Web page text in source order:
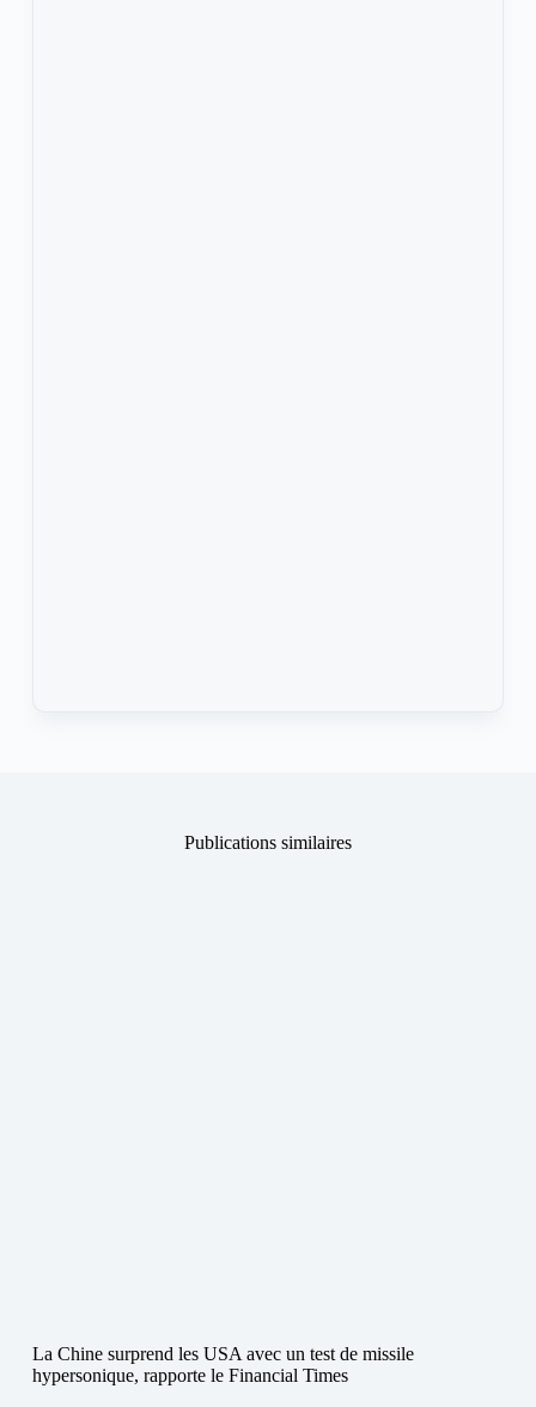
Publications similaires
La Chine surprend les USA avec un test de missile
hypersonique, rapporte le Financial Times